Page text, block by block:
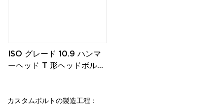
ISO グレード 10.9 ハンマ
ーヘッド T 形ヘッドボル
カスタムボルトの製造工程：